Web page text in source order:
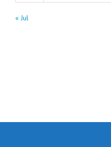
« Jul